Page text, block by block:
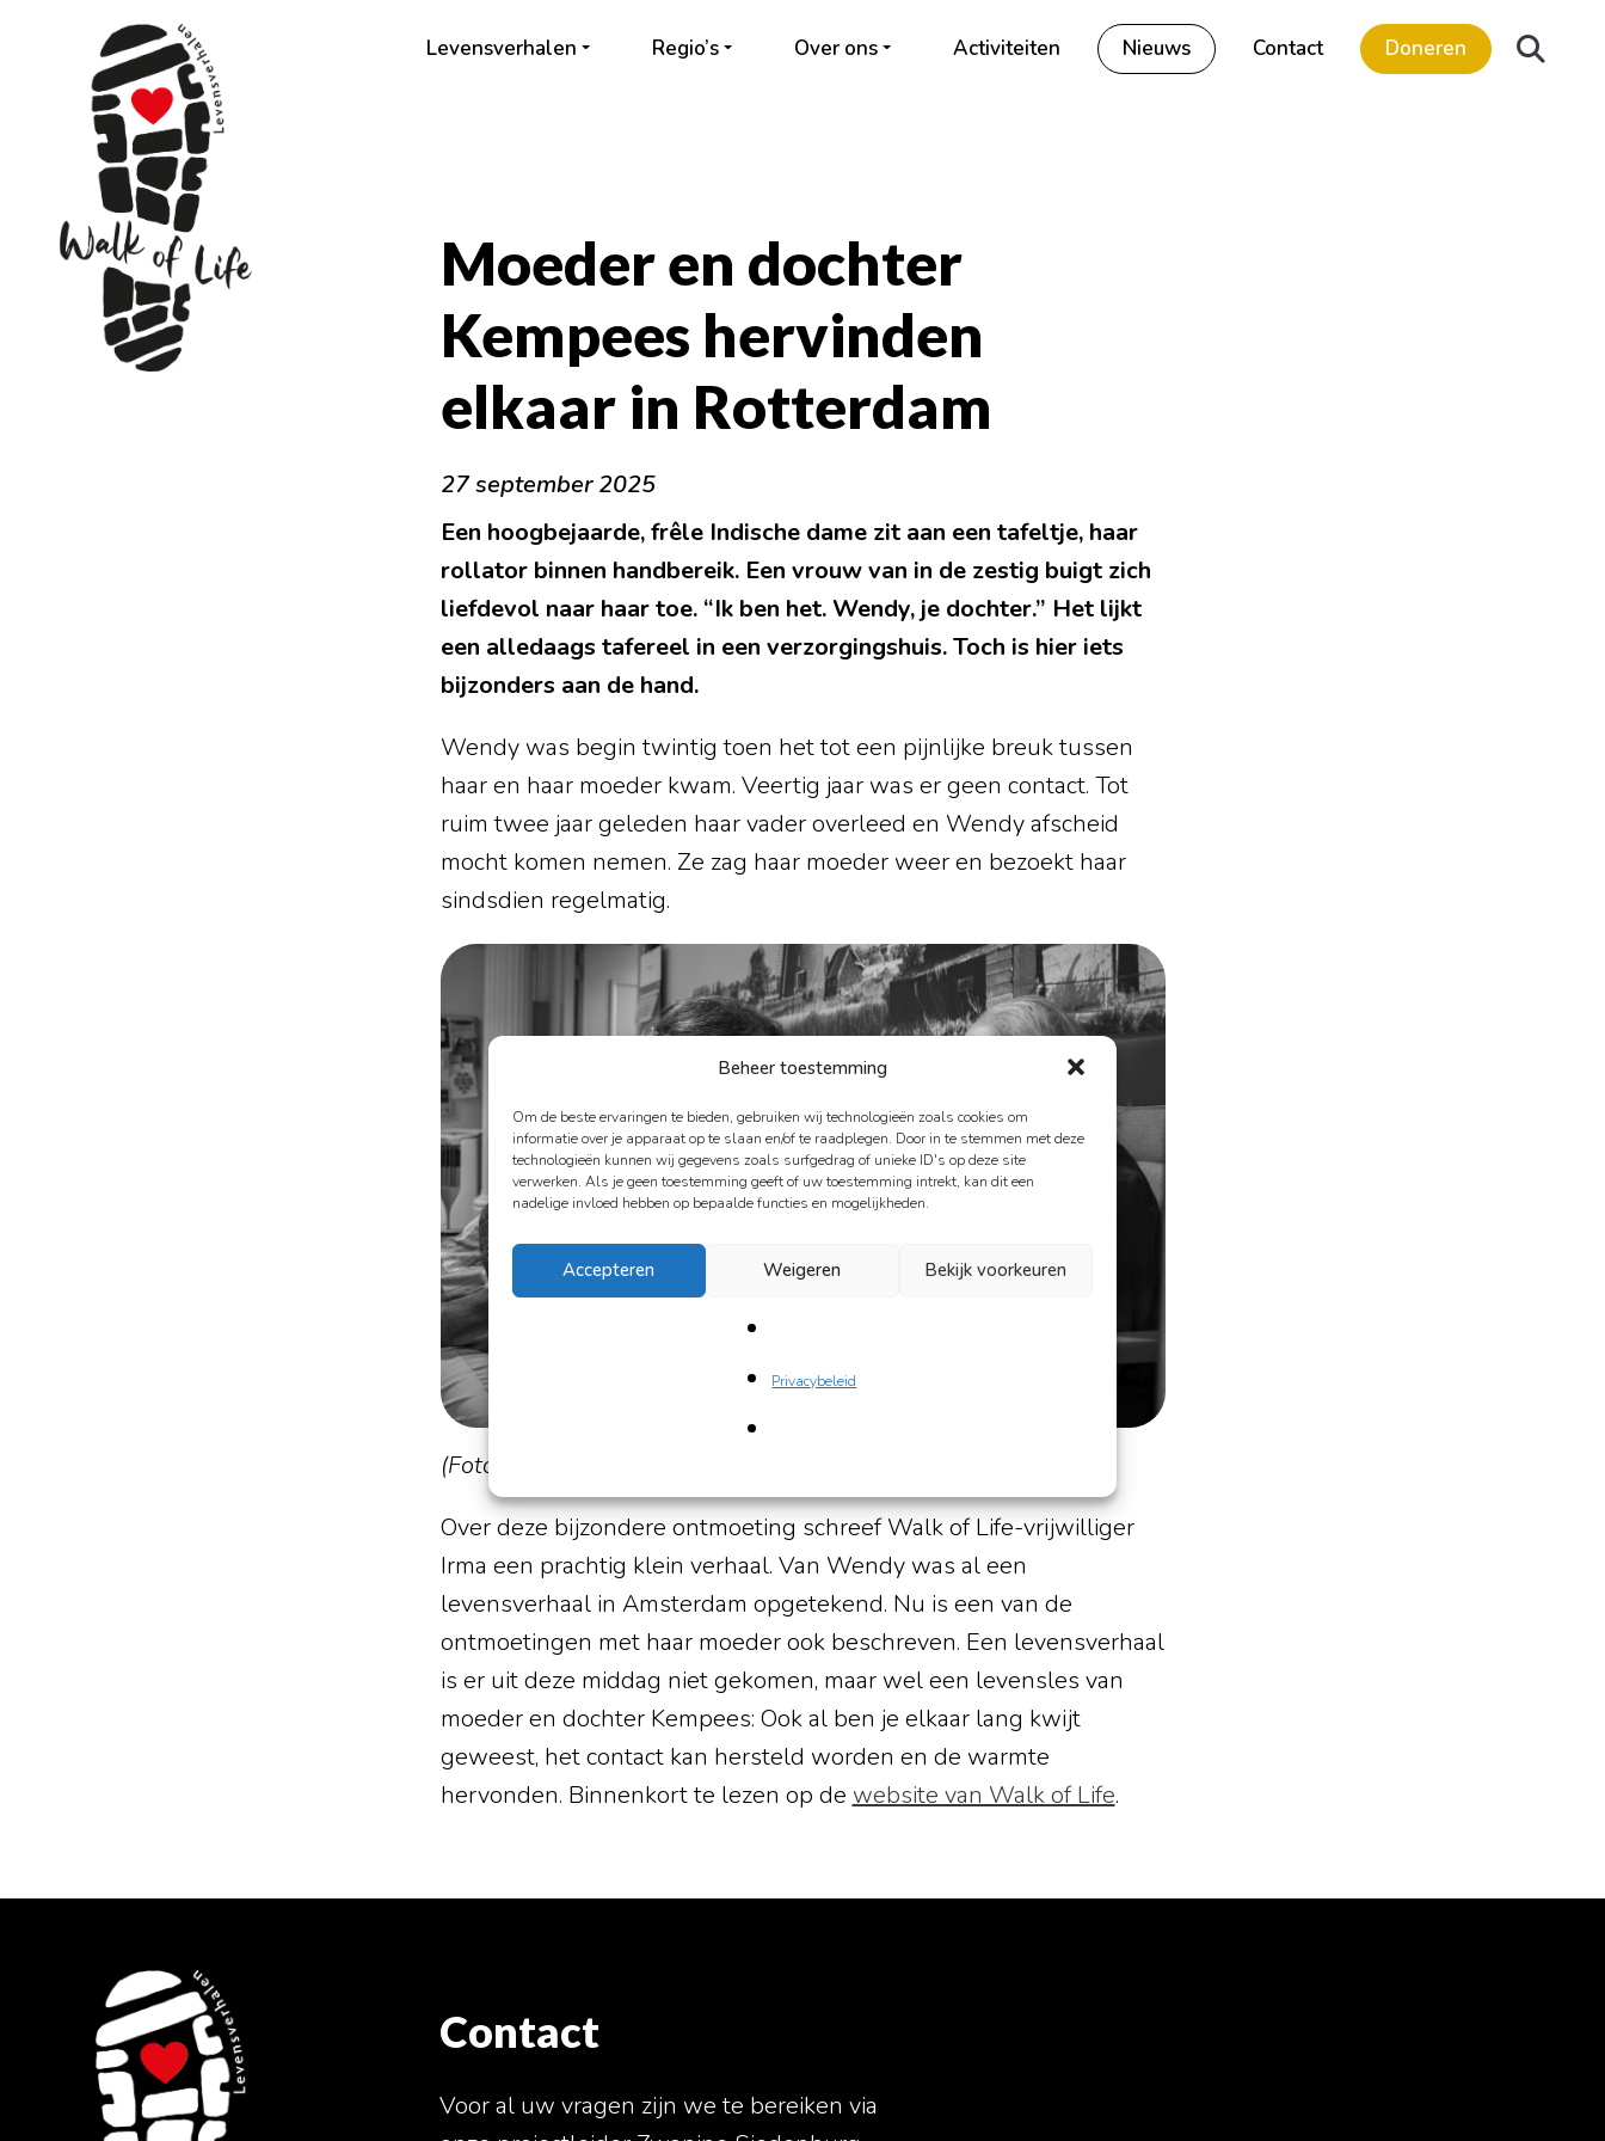
Beheer toestemming
Om de beste ervaringen te bieden, gebruiken wij technologieën zoals cookies om
informatie over je apparaat op te slaan en/of te raadplegen. Door in te stemmen met deze
technologieën kunnen wij gegevens zoals surfgedrag of unieke ID's op deze site
verwerken. Als je geen toestemming geeft of uw toestemming intrekt, kan dit een
nadelige invloed hebben op bepaalde functies en mogelijkheden.
Accepteren Weigeren Bekijk voorkeuren
Privacybeleid
Levensverhalen Regio’s Over ons Activiteiten Nieuws Contact Doneren
Moeder en dochter
Kempees hervinden
elkaar in Rotterdam
27 september 2025
Een hoogbejaarde, frêle Indische dame zit aan een tafeltje, haar
rollator binnen handbereik. Een vrouw van in de zestig buigt zich
liefdevol naar haar toe. “Ik ben het. Wendy, je dochter.” Het lijkt
een alledaags tafereel in een verzorgingshuis. Toch is hier iets
bijzonders aan de hand.
Wendy was begin twintig toen het tot een pijnlijke breuk tussen
haar en haar moeder kwam. Veertig jaar was er geen contact. Tot
ruim twee jaar geleden haar vader overleed en Wendy afscheid
mocht komen nemen. Ze zag haar moeder weer en bezoekt haar
sindsdien regelmatig.
(Foto: Ank Zwolle)
Over deze bijzondere ontmoeting schreef Walk of Life-vrijwilliger
Irma een prachtig klein verhaal. Van Wendy was al een
levensverhaal in Amsterdam opgetekend. Nu is een van de
ontmoetingen met haar moeder ook beschreven. Een levensverhaal
is er uit deze middag niet gekomen, maar wel een levensles van
moeder en dochter Kempees: Ook al ben je elkaar lang kwijt
geweest, het contact kan hersteld worden en de warmte
hervonden. Binnenkort te lezen op de website van Walk of Life.
Contact
Voor al uw vragen zijn we te bereiken via